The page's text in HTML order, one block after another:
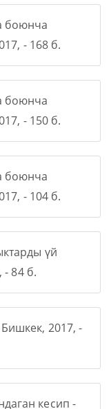
боюнча
- 168 б.
боюнча
- 150 б.
боюнча
- 104 б.
үй
- 84 б.
2017, -
кесип -